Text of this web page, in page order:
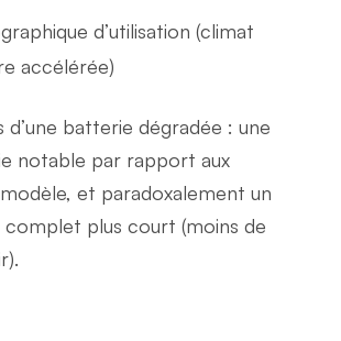
d’utilisation (climat
accélérée)
d’une batterie dégradée : une
notable par rapport aux
et paradoxalement un
plus court (moins de